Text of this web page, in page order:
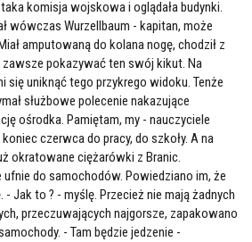
komisja wojskowa i oglądała budynki.
wówczas Wurzellbaum - kapitan, może
amputowaną do kolana nogę, chodził z
zawsze pokazywać ten swój kikut. Na
się uniknąć tego przykrego widoku. Tenże
służbowe polecenie nakazujące
ośrodka. Pamiętam, my - nauczyciele
czerwca do pracy, do szkoły. A na
okratowane ciężarówki z Branic.
ufnie do samochodów. Powiedziano im, że
- Jak to ? - myślę. Przecież nie mają żadnych
przeczuwających najgorsze, zapakowano
- Tam będzie jedzenie -